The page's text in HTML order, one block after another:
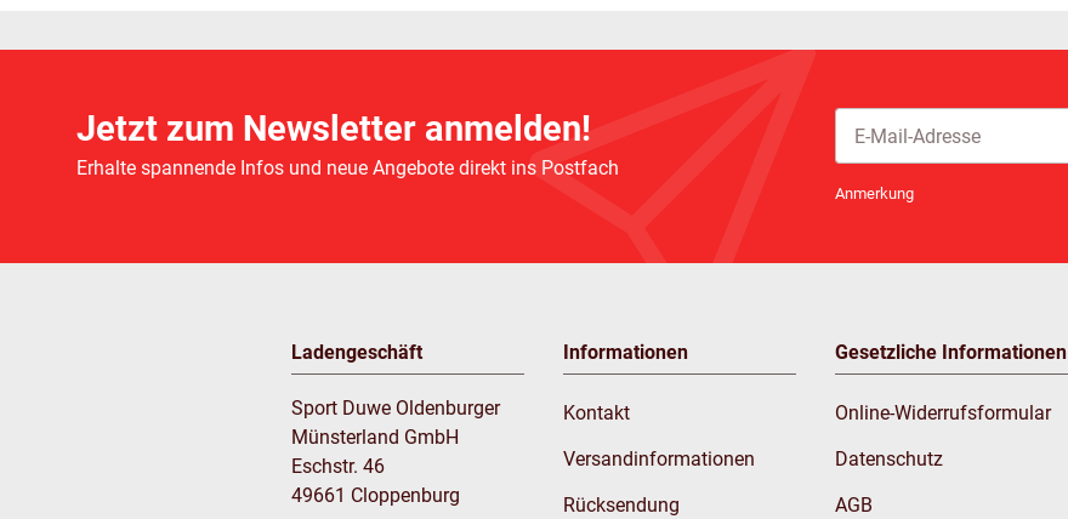
Jetzt zum Newsletter anmelden!
Erhalte spannende Infos und neue Angebote direkt ins Postfach
Anmerkung
Ladengeschäft
Sport Duwe Oldenburger
Münsterland GmbH
Eschstr. 46
49661 Cloppenburg
Informationen
Kontakt
Versandinformationen
Rücksendung
Gesetzliche Informationen
Online-Widerrufsformular
Datenschutz
AGB